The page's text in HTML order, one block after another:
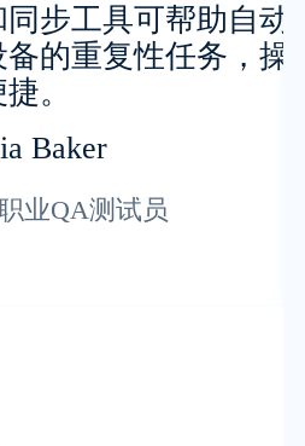
步工具可帮助自动
备的重复性任务，操
。
Baker
业QA测试员